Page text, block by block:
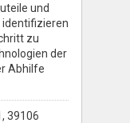
und
zu
der
Abhilfe
39106